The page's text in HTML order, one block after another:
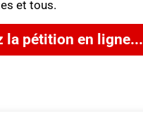
et tous.
la pétition en ligne...